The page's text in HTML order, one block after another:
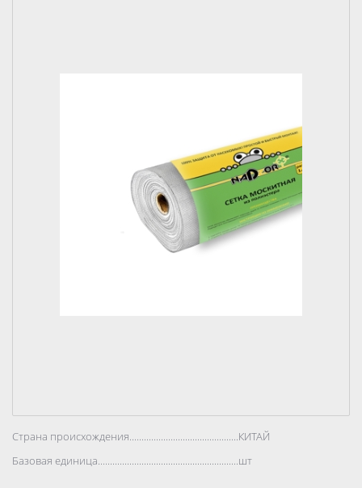
Страна происхождения..................................................................................
КИТАЙ
Базовая единица..................................................................................
шт